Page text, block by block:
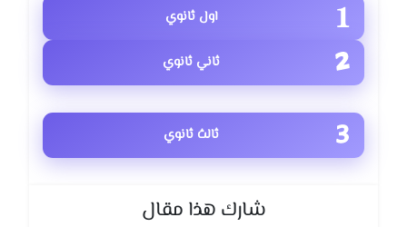
اول ثانوي
ثاني ثانوي
ثالث ثانوي
شارك هذا مقال